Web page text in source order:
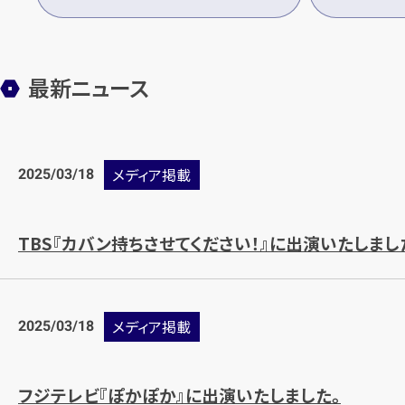
最新ニュース
2025/03/18 メディア掲載
TBS『カバン持ちさせてください！』に出演いたしまし
2025/03/18 メディア掲載
フジテレビ『ぽかぽか』に出演いたしました。